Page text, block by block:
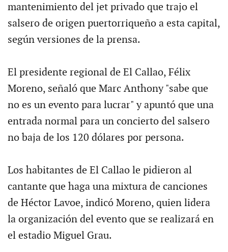
mantenimiento del jet privado que trajo el
salsero de origen puertorriqueño a esta capital,
según versiones de la prensa.
El presidente regional de El Callao, Félix
Moreno, señaló que Marc Anthony "sabe que
no es un evento para lucrar" y apuntó que una
entrada normal para un concierto del salsero
no baja de los 120 dólares por persona.
Los habitantes de El Callao le pidieron al
cantante que haga una mixtura de canciones
de Héctor Lavoe, indicó Moreno, quien lidera
la organización del evento que se realizará en
el estadio Miguel Grau.